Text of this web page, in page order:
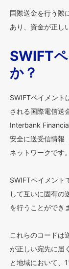
国際送金を行う際
あり、資金が正し
SWIFT
か？
SWIFTペイメント
される国際電信送
Interbank
安全に送受信情報
ネットワークです。
SWIFTペイメント
して互いに固有の
を行うことができ
これらのコードは
が正しい宛先に届
と地域において、